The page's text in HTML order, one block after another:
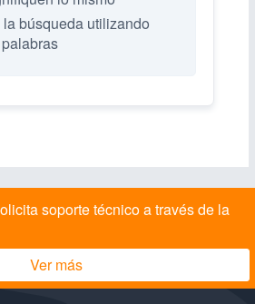
búsqueda utilizando
soporte técnico a través de la
Ver más